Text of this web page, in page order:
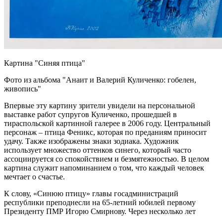
Картина "Синяя птица"
Фото из альбома "Анаит и Валерий Куличенко: гобелен,
живопись"
Впервые эту картину зрители увидели на персональной
выставке работ супругов Куличенко, прошедшей в
тираспольской картинной галерее в 2006 году. Центральный
персонаж – птица Феникс, которая по преданиям приносит
удачу. Также изображены знаки зодиака. Художник
использует множество оттенков синего, который часто
ассоциируется со спокойствием и безмятежностью. В целом
картина служит напоминанием о том, что каждый человек
мечтает о счастье.
К слову, «Синюю птицу» главы госадминистраций
республики преподнесли на 65-летний юбилей первому
Президенту ПМР Игорю Смирнову. Через несколько лет